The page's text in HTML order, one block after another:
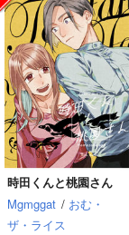
時田くんと桃園さん
Mgmggat / おむ・
ザ・ライス